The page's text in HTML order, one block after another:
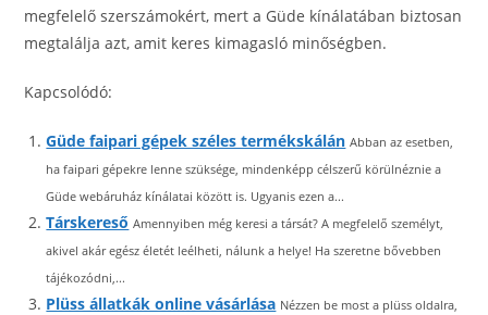
megfelelő szerszámokért, mert a Güde kínálatában biztosan
megtalálja azt, amit keres kimagasló minőségben.
Kapcsolódó:
Güde faipari gépek széles termékskálán Abban az esetben,
ha faipari gépekre lenne szüksége, mindenképp célszerű körülnéznie a
Güde webáruház kínálatai között is. Ugyanis ezen a...
Társkereső Amennyiben még keresi a társát? A megfelelő személyt,
akivel akár egész életét leélheti, nálunk a helye! Ha szeretne bővebben
tájékozódni,...
Plüss állatkák online vásárlása Nézzen be most a plüss oldalra,